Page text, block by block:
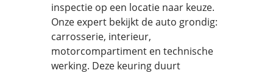
inspectie op een locatie naar keuze.
Onze expert bekijkt de auto grondig:
carrosserie, interieur,
motorcompartiment en technische
werking. Deze keuring duurt